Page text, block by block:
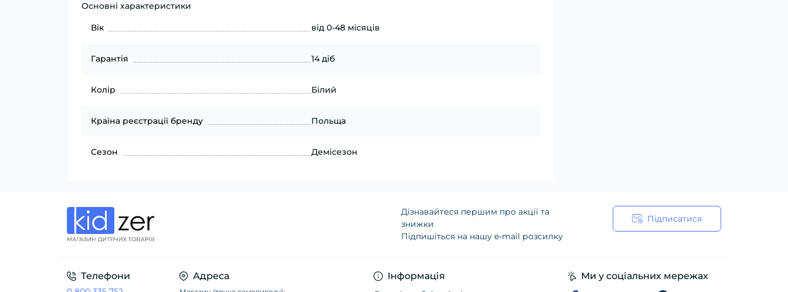
Основні характеристики
Вік від 0-48 місяців
Гарантія 14 діб
Колір Білий
Країна реєстрації бренду Польща
Сезон Демісезон
Дізнавайтеся першим про акції та
знижки
Підпишіться на нашу e-mail розсилку
Підписатися
Політика конфіденційності
Телефони Адреса Інформація Ми у соціальних мережах